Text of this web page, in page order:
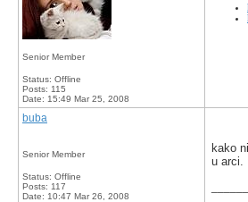
Senior Member
Status: Offline
Posts: 115
Date: 15:49 Mar 25, 2008
buba
Senior Member
Status: Offline
Posts: 117
Date: 10:47 Mar 26, 2008
kako
u arci.